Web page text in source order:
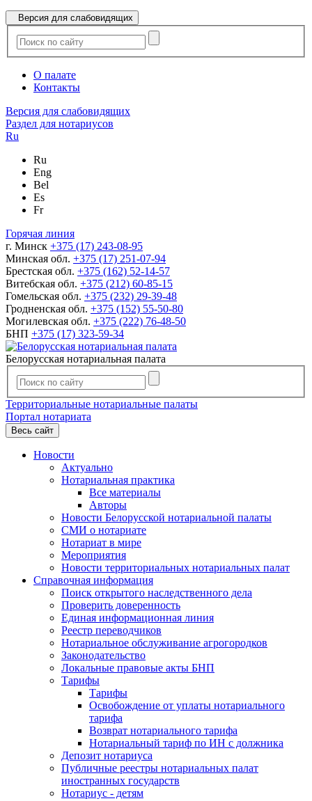
Версия для слабовидящих
О палате
Контакты
Версия для слабовидящих
Раздел для нотариусов
Ru
Ru
Eng
Bel
Es
Fr
Горячая линия
г. Минск +375 (17) 243-08-95
Минская обл. +375 (17) 251-07-94
Брестская обл. +375 (162) 52-14-57
Витебская обл. +375 (212) 60-85-15
Гомельская обл. +375 (232) 29-39-48
Гродненская обл. +375 (152) 55-50-80
Могилевская обл. +375 (222) 76-48-50
БНП +375 (17) 323-59-34
Белорусская нотариальная палата
Территориальные нотариальные палаты
Портал нотариата
Весь сайт
Новости
Актуально
Нотариальная практика
Все материалы
Авторы
Новости Белорусской нотариальной палаты
СМИ о нотариате
Нотариат в мире
Мероприятия
Новости территориальных нотариальных палат
Справочная информация
Поиск открытого наследственного дела
Проверить доверенность
Единая информационная линия
Реестр переводчиков
Нотариальное обслуживание агрогородков
Законодательство
Локальные правовые акты БНП
Тарифы
Тарифы
Освобождение от уплаты нотариального
тарифа
Возврат нотариального тарифа
Нотариальный тариф по ИН с должника
Депозит нотариуса
Публичные реестры нотариальных палат
иностранных государств
Нотариус - детям